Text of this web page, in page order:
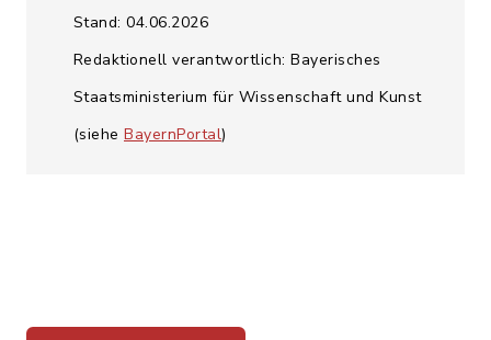
Stand: 04.06.2026
Redaktionell verantwortlich: Bayerisches
Staatsministerium für Wissenschaft und Kunst
(siehe BayernPortal)